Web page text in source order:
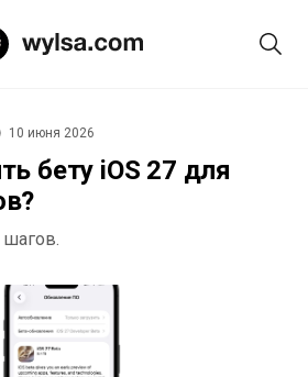
10 июня 2026
бету iOS 27 для